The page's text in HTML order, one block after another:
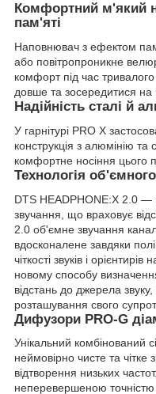
Комфортний м'який
пам'яті
Наповнювач з ефектом
або повітропроникне
комфорт під час
довше та зосередитися на
Надійність сталі й
У гарнітурі PRO X
конструкція з алюмінію та
комфортне носіння цього
Технологія
DTS HEADPHONE:X 2.0 —
звучання, що враховує
2.0 об'ємне звучання
вдосконалене завдяки
чіткості звуків і
новому способу
відстань до джерела
розташування свого
Дифузори PRO-G
Унікальний комбінований
неймовірно чисте та
відтворення низьких
неперевершеною точністю